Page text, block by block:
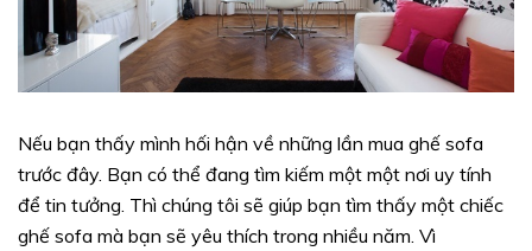
Nếu bạn thấy mình hối hận về những lần mua ghế sofa
trước đây. Bạn có thể đang tìm kiếm một một nơi uy tính
để tin tưởng. Thì chúng tôi sẽ giúp bạn tìm thấy một chiếc
ghế sofa mà bạn sẽ yêu thích trong nhiều năm. Vì